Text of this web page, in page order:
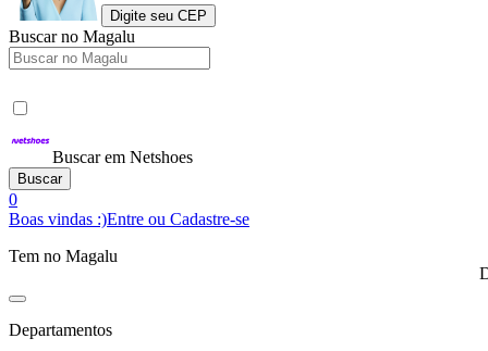
Digite seu CEP
Buscar no Magalu
Buscar em Netshoes
Buscar
0
Boas vindas :)Entre ou Cadastre-se
Tem no Magalu
Departamentos